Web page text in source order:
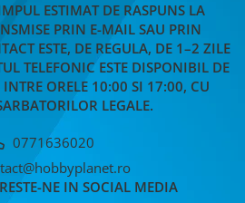
ESTIMAT DE RASPUNS LA
PRIN E-MAIL SAU PRIN
ESTE, DE REGULA, DE 1–2 ZILE
TELEFONIC ESTE DISPONIBIL DE
ORELE 10:00 SI 17:00, CU
LEGALE.
0771636020
NE IN SOCIAL MEDIA